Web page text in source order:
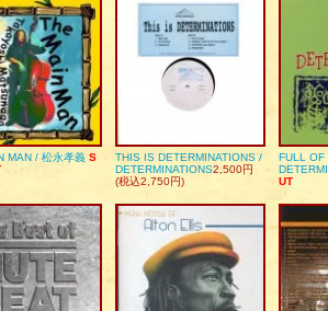
MAN / 松永孝義 S
THIS IS DETERMINATIONS /
DETERMINATIONS2,500円
(税込2,750円)
FULL OF
UT